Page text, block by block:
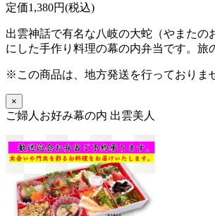
定価1,380円(税込)
出雲神話で有名な八岐の大蛇（やまたの
にした手作り料理の幕の内弁当です。旅
※この商品は、地方発送を行っておりま
×
ご婦人お好み幕の内 出雲美人